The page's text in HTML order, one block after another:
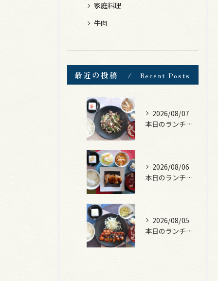
家庭料理
牛肉
最近の投稿 Recent Posts
2026/08/07
本日のランチは、黒毛和牛のチャプチェ！
2026/08/06
本日のランチは、照焼きチキン！
2026/08/05
本日のランチは、ロース豚カツ梅はさみ！